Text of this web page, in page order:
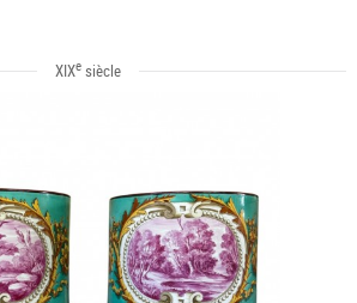
XIXe siècle